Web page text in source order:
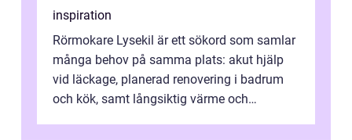
inspiration
Rörmokare Lysekil är ett sökord som samlar
många behov på samma plats: akut hjälp
vid läckage, planerad renovering i badrum
och kök, samt långsiktig värme och